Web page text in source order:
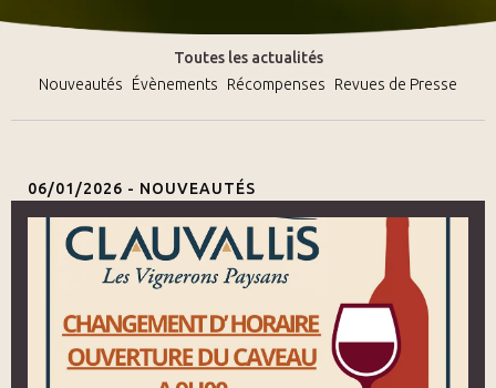
Toutes les actualités
Nouveautés
Évènements Récompenses Revues de Presse
06/01/2026 - NOUVEAUTÉS